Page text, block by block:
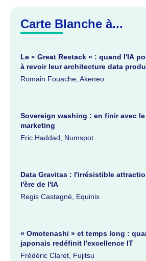
Carte Blanche à...
Le « Great Restack » : quand l'IA
à revoir leur architecture data
Romain Fouache, Akeneo
Sovereign washing : en finir avec
marketing
Eric Haddad, Numspot
Data Gravitas : l'irrésistible
l'ère de l'IA
Regis Castagné, Equinix
« Omotenashi » et temps long :
japonais redéfinit l'excellence IT
Frédéric Claret, Fujitsu